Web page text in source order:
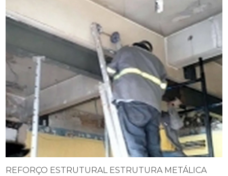
REFORÇO ESTRUTURAL ESTRUTURA METÁLICA